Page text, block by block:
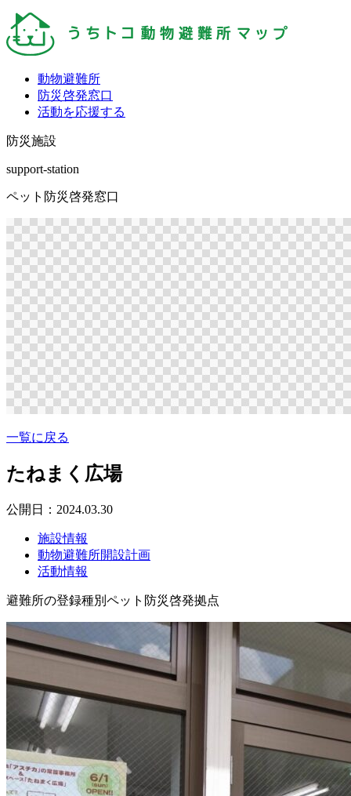
動物避難所
防災啓発窓口
活動を応援する
防災施設
support-station
ペット防災啓発窓口
一覧に戻る
たねまく広場
公開日：2024.03.30
施設情報
動物避難所開設計画
活動情報
避難所の登録種別 ペット防災啓発拠点